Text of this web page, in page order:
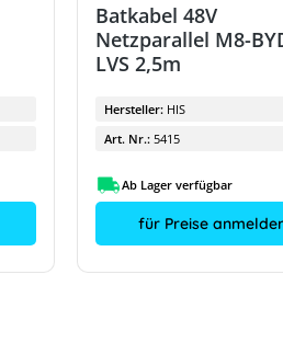
Batkabel 48V
Netzparallel M8-
LVS 2,5m
Hersteller: HIS
Art. Nr.: 5415
Ab Lager verfügbar
für Preise